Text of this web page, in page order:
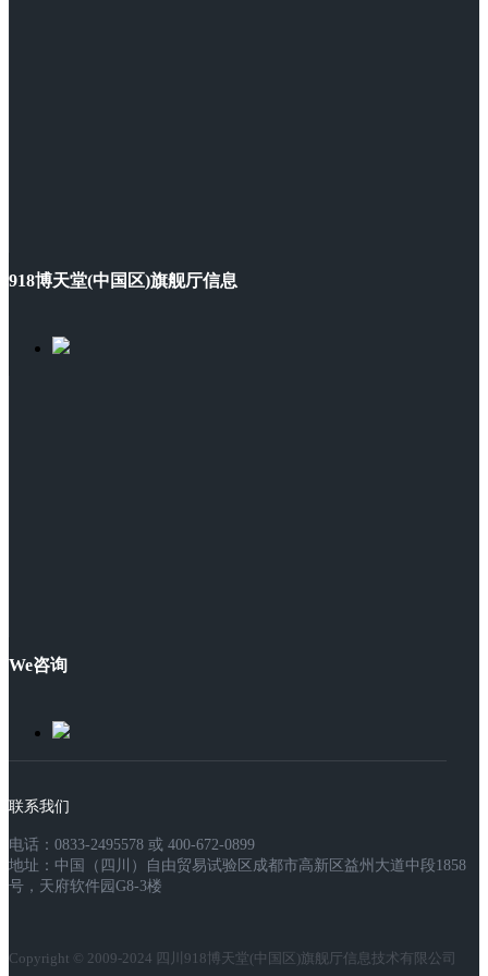
918博天堂(中国区)旗舰厅信息
We咨询
联系我们
电话：0833-2495578 或 400-672-0899
地址：中国（四川）自由贸易试验区成都市高新区益州大道中段1858
号，天府软件园G8-3楼
Copyright © 2009-2024 四川918博天堂(中国区)旗舰厅信息技术有限公司